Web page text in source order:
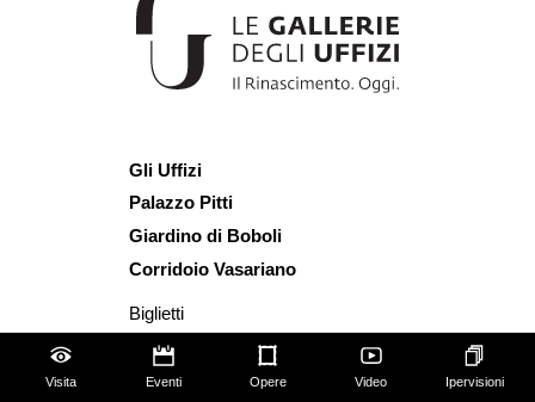
Visita Eventi Opere Video Ipervisioni
Gli Uffizi
Palazzo Pitti
Giardino di Boboli
Corridoio Vasariano
Biglietti
Utilizzo spazi e immagini
Mappa del sito